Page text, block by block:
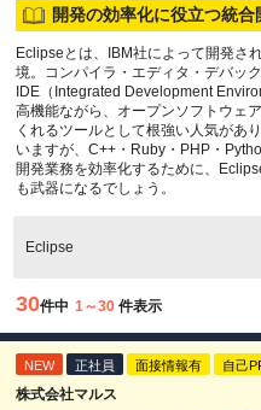
開発の効率化に役立つ統
Eclipseとは、IBM社によって開発さ
境。コンパイラ・エディタ・デバッ
IDE（Integrated Development
高機能ながら、オープンソフトウェ
くれるツールとして根強い人気があ
いますが、C++・Ruby・PHP・
開発業務を効率化するために、
も武器になるでしょう。
Eclipse
30件中 1～30 件表示
NEW 正社員 面接情報有 自己
株式会社マルス